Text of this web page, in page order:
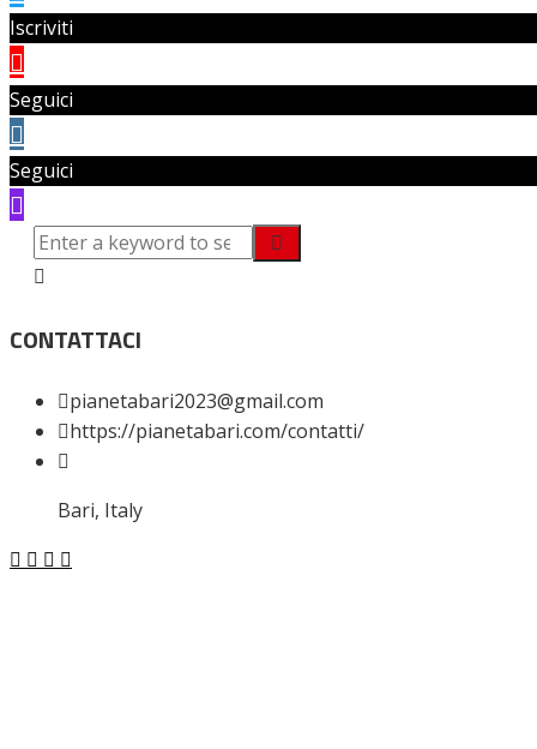
Iscriviti
Seguici
Seguici
CONTATTACI
pianetabari2023@gmail.com
https://pianetabari.com/contatti/
Bari, Italy